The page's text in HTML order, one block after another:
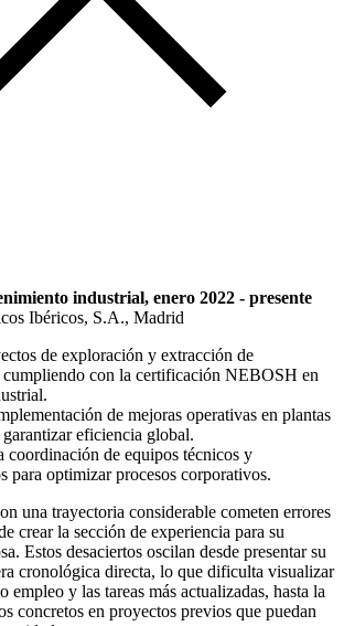
industrial, enero 2022 - presente
Ibéricos, S.A., Madrid
de exploración y extracción de
cumpliendo con la certificación NEBOSH en
de mejoras operativas en plantas
eficiencia global.
coordinación de equipos técnicos y
para optimizar procesos corporativos.
una trayectoria considerable cometen errores
crear la sección de experiencia para su
Estos desaciertos oscilan desde presentar su
cronológica directa, lo que dificulta visualizar
empleo y las tareas más actualizadas, hasta la
concretos en proyectos previos que puedan